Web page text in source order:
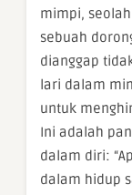
mimpi,
sebuah
dianggap
lari dalam
untuk
Ini adalah
dalam diri:
dalam hidup